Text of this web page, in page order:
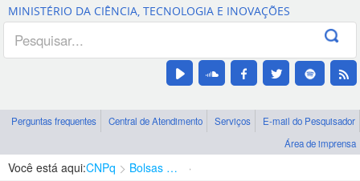
Canais
MINISTÉRIO DA CIÊNCIA, TECNOLOGIA E INOVAÇÕES
Perguntas frequentes Central de Atendimento Serviços
E-mail do Pesquisador
Área de imprensa
Você está aqui:CNPq Bolsas e Auxílios Vigentes